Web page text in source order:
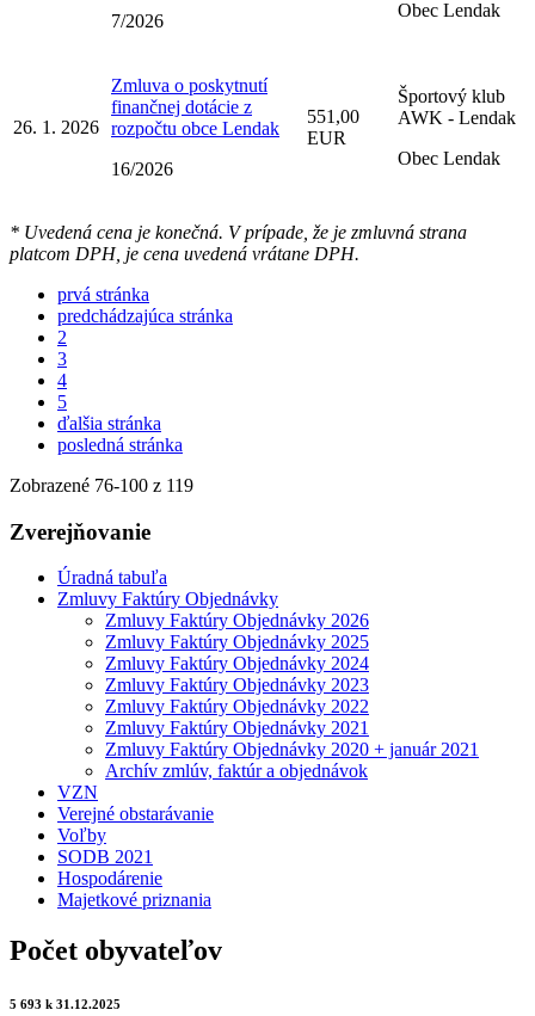
7/2026
Obec Lendak
26. 1. 2026
Zmluva o poskytnutí
finančnej dotácie z
rozpočtu obce Lendak
16/2026
551,00
EUR
Športový klub
AWK - Lendak
Obec Lendak
* Uvedená cena je konečná. V prípade, že je zmluvná strana
platcom DPH, je cena uvedená vrátane DPH.
prvá stránka
predchádzajúca stránka
2
3
4
5
ďalšia stránka
posledná stránka
Zobrazené 76-100 z 119
Zverejňovanie
Úradná tabuľa
Zmluvy Faktúry Objednávky
Zmluvy Faktúry Objednávky 2026
Zmluvy Faktúry Objednávky 2025
Zmluvy Faktúry Objednávky 2024
Zmluvy Faktúry Objednávky 2023
Zmluvy Faktúry Objednávky 2022
Zmluvy Faktúry Objednávky 2021
Zmluvy Faktúry Objednávky 2020 + január 2021
Archív zmlúv, faktúr a objednávok
VZN
Verejné obstarávanie
Voľby
SODB 2021
Hospodárenie
Majetkové priznania
Počet obyvateľov
5 693 k 31.12.2025